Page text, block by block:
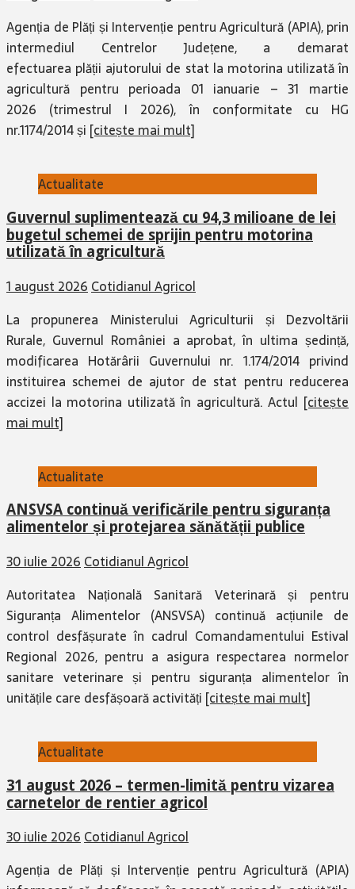
Agenția de Plăți și Intervenție pentru Agricultură (APIA), prin
intermediul Centrelor Județene, a demarat
efectuarea plății ajutorului de stat la motorina utilizată în
agricultură pentru perioada 01 ianuarie – 31 martie
2026 (trimestrul I 2026), în conformitate cu HG
nr.1174/2014 și [citește mai mult]
Actualitate
Guvernul suplimentează cu 94,3 milioane de lei
bugetul schemei de sprijin pentru motorina
utilizată în agricultură
1 august 2026 Cotidianul Agricol
La propunerea Ministerului Agriculturii și Dezvoltării
Rurale, Guvernul României a aprobat, în ultima ședință,
modificarea Hotărârii Guvernului nr. 1.174/2014 privind
instituirea schemei de ajutor de stat pentru reducerea
accizei la motorina utilizată în agricultură. Actul [citește
mai mult]
Actualitate
ANSVSA continuă verificările pentru siguranța
alimentelor și protejarea sănătății publice
30 iulie 2026Cotidianul Agricol
Autoritatea Națională Sanitară Veterinară și pentru
Siguranța Alimentelor (ANSVSA) continuă acțiunile de
control desfășurate în cadrul Comandamentului Estival
Regional 2026, pentru a asigura respectarea normelor
sanitare veterinare și pentru siguranța alimentelor în
unitățile care desfășoară activități [citește mai mult]
Actualitate
31 august 2026 – termen-limită pentru vizarea
carnetelor de rentier agricol
30 iulie 2026 Cotidianul Agricol
Agenția de Plăți și Intervenție pentru Agricultură (APIA)